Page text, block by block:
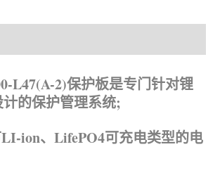
L47(A-2)保护板是专门针对锂
的保护管理系统;
ion、LifePO4可充电类型的电